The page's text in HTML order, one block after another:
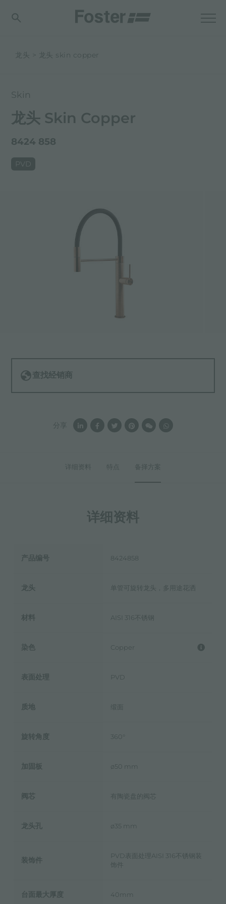
龙头 龙头 skin copper
详细资料 特点 备择方案
详细资料
产品编号 8424858
龙头 单管可旋转龙头，多用途花洒
材料 AISI 316不锈钢
染色 Copper
表面处理 PVD
质地 缎面
旋转角度 360°
加固板 ø50 mm
阀芯 有陶瓷盘的阀芯
龙头孔 ø35 mm
装饰件
PVD表面处理AISI 316不锈钢装
饰件
台面最大厚度 40mm
Skin
龙头 Skin Copper
8424 858
PVD
查找经销商
分享